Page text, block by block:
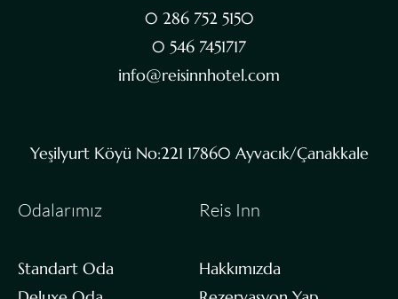
0 286 752 5150
0 546 7451717
info@reisinnhotel.com
Yeşilyurt Köyü No:221 17860 Ayvacık/Çanakkale
Odalarımız
Standart Oda
Reis Inn
Hakkımızda